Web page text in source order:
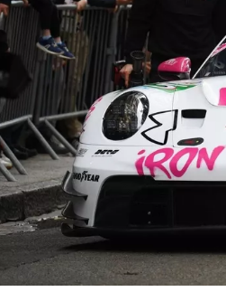
INDYCAR